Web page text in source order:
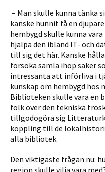
– Man skulle kunna tänka
kanske hunnit få en
hembygd skulle kunna
hjälpa den ibland IT- och
till sig det här. Kanske
försöka samla ihop saker
intressanta att införliva i
kunskap om hembygd hos
Biblioteken skulle vara en
folk över den tekniska
tillgodogöra sig
koppling till de
alla bibliotek.
Den viktigaste frågan nu:
region skulle vilja vara